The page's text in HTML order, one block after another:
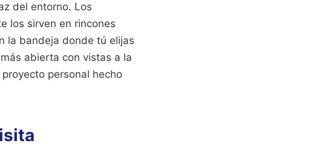
del entorno. Los
los sirven en rincones
la bandeja donde tú elijas
abierta con vistas a la
personal hecho